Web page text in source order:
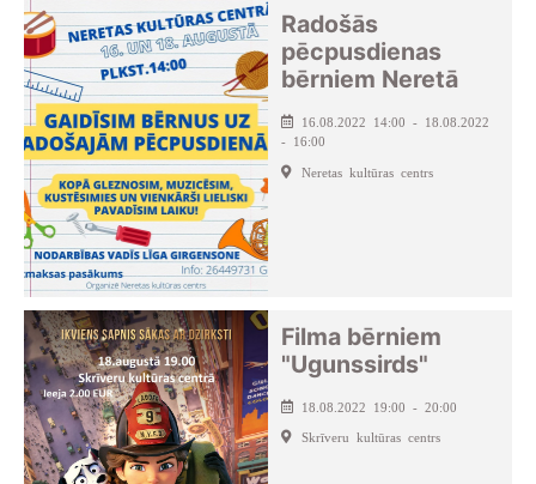
Radošās
pēcpusdienas
bērniem Neretā
16.08.2022 14:00 - 18.08.2022
- 16:00
Neretas kultūras centrs
Filma bērniem
"Ugunssirds"
18.08.2022 19:00 - 20:00
Skrīveru kultūras centrs